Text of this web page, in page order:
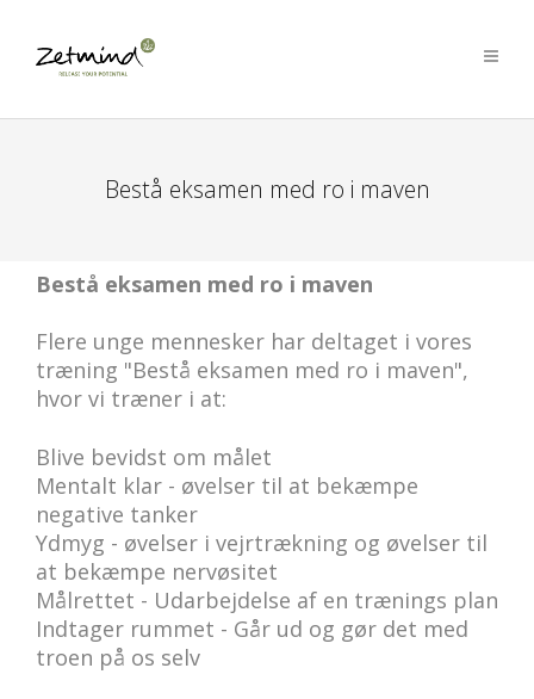
Bestå eksamen med ro i maven
Bestå eksamen med ro i maven
Flere unge mennesker har deltaget i vores
træning "Bestå eksamen med ro i maven",
hvor vi træner i at:
Blive bevidst om målet
Mentalt klar - øvelser til at bekæmpe
negative tanker
Ydmyg - øvelser i vejrtrækning og øvelser til
at bekæmpe nervøsitet
Målrettet - Udarbejdelse af en trænings plan
Indtager rummet - Går ud og gør det med
troen på os selv